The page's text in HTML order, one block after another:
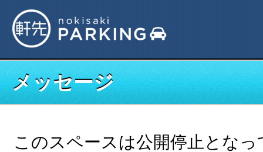
メッセージ
このスペースは公開停止とな